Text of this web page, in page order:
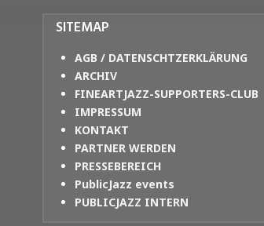
SITEMAP
AGB / DATENSCHTZERKLÄRUNG
ARCHIV
FINEARTJAZZ-SUPPORTERS-CLUB
IMPRESSUM
KONTAKT
PARTNER WERDEN
PRESSEBEREICH
PublicJazz events
PUBLICJAZZ INTERN